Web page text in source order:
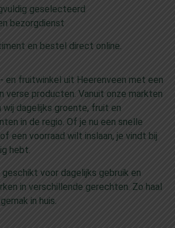
geselecteerd
bezorgdienst
en bestel direct online.
en fruitwinkel uit Heerenveen met een
verse producten. Vanuit onze markten
wij dagelijks groente, fruit en
in de regio. Of je nu een snelle
een voorraad wilt inslaan, je vindt bij
hebt.
voor dagelijks gebruik en
in verschillende gerechten. Zo haal
in huis.